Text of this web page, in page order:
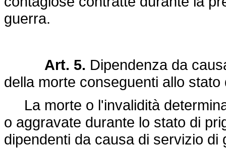
guerra.
Art. 5. Dipendenza da
della morte conseguenti allo stato
La morte o l'invalidità
o aggravate durante lo stato di
dipendenti da causa di servizio